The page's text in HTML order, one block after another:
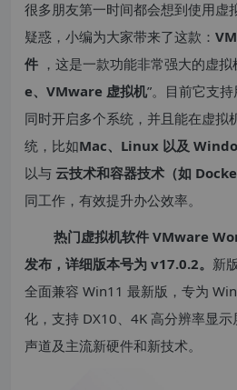
很多朋友第一时间都会想到使用虚
疑惑，小编为大家带来了这款：
件 ，这是一款功能非常强大的虚
e、VMware 虚拟机”。目前它支
同时开启多个系统，并且能在虚拟
统，比如Mac、Linux 以及
以与 云技术和容器技术（如
同工作，有效提升办公效率。
热门虚拟机软件 VMware
发布，详细版本号为 v17.0.2。 新
全面兼容 Win11 最新版，专为
化，支持 DX10、4K 高分辨率显
声道及主流新硬件和新技术。